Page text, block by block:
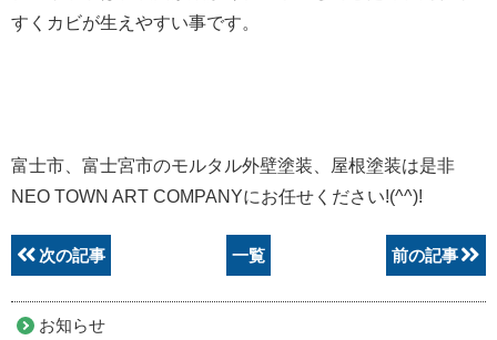
すくカビが生えやすい事です。
富士市、富士宮市のモルタル外壁塗装、屋根塗装は是非
NEO TOWN ART COMPANYにお任せください!(^^)!
次の記事 一覧 前の記事
お知らせ